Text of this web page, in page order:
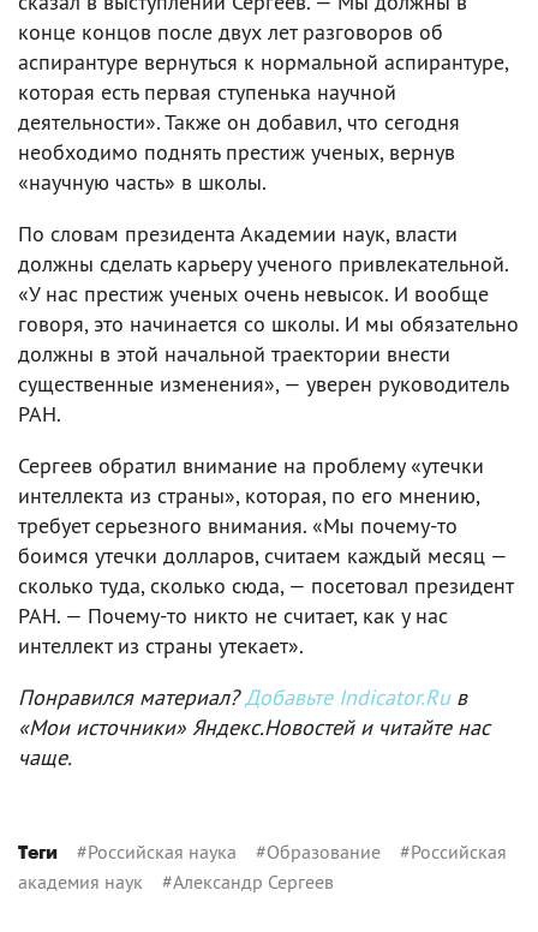
конце концов после двух лет разговоров об
аспирантуре вернуться к нормальной аспирантуре,
которая есть первая ступенька научной
деятельности». Также он добавил, что сегодня
необходимо поднять престиж ученых, вернув
«научную часть» в школы.
По словам президента Академии наук, власти
должны сделать карьеру ученого привлекательной.
«У нас престиж ученых очень невысок. И вообще
говоря, это начинается со школы. И мы обязательно
должны в этой начальной траектории внести
существенные изменения», — уверен руководитель
РАН.
Сергеев обратил внимание на проблему «утечки
интеллекта из страны», которая, по его мнению,
требует серьезного внимания. «Мы почему-то
боимся утечки долларов, считаем каждый месяц —
сколько туда, сколько сюда, — посетовал президент
РАН. — Почему-то никто не считает, как у нас
интеллект из страны утекает».
Понравился материал?Добавьте Indicator.Ruв
«Мои источники» Яндекс.Новостей и читайте нас
чаще.
Теги #Российская наука #Образование #Российская
академия наук #Александр Сергеев